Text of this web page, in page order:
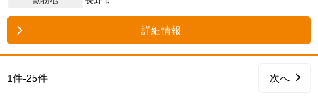
詳細情報
1件-25件 次へ